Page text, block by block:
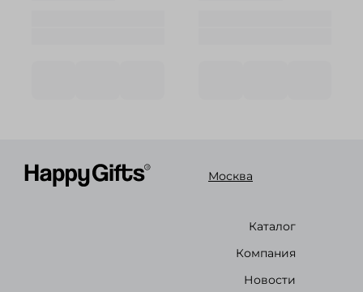
Москва
Каталог
Компания
Новости